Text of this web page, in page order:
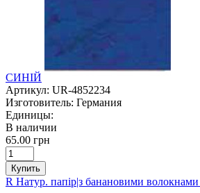
СИНІЙ
Артикул: UR-4852234
Изготовитель: Германия
Единицы:
В наличии
65.00 грн
Купить
R Натур. папір|з банановими